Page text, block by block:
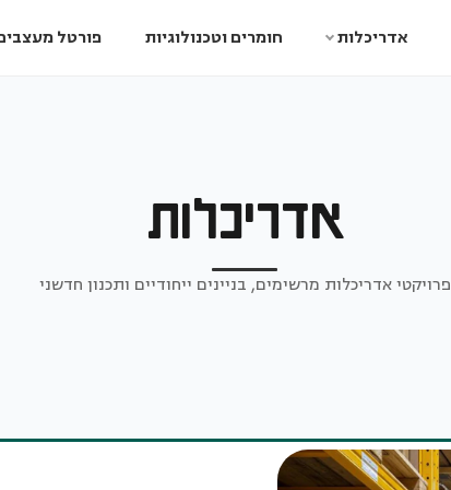
אדריכלות חומרים וטכנולוגיות פורטל
אדריכלות
פרויקטי אדריכלות מרשימים, בניינים ייחודיים ותכנון חדשני